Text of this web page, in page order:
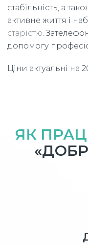
стабільність, а
активне життя і
старістю.
допомогу
Ціни актуальні на
ЯК